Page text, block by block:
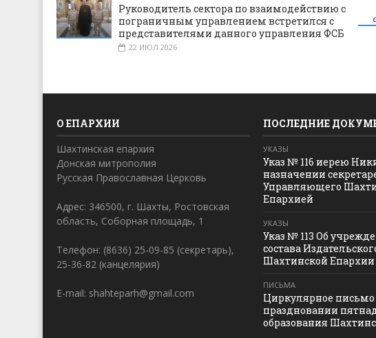
Руководитель сектора по взаимодействию с
пограничным управлением встретился с
представителями данного управления ФСБ
22 ИЮЛ 2026
О ЕПАРХИИ
Шахтинская епархия
Донская митрополия
Русская Православная Церковь
Адрес: 346500, г. Шахты, Ростовская
область, Соборная площадь, 1
Телефон: (8636) 25-09-85 (секретарь),
25-36-82 (канцелярия)
E-mail: shahteparh@gmail.com
ПОСЛЕДНИЕ
УКАЗЫ
Указ № 116 иерею
назначении
Управляющего
Епархией
УКАЗЫ
Указ № 113 Об
состава
Шахтинской Епархии
ПИСЬМА
Циркулярное
праздновании
образования